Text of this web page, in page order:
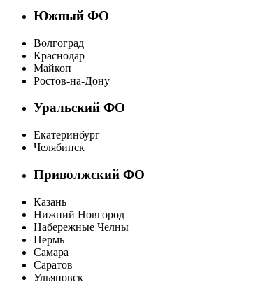
Южный ФО
Волгоград
Краснодар
Майкоп
Ростов-на-Дону
Уральский ФО
Екатеринбург
Челябинск
Приволжский ФО
Казань
Нижний Новгород
Набережные Челны
Пермь
Самара
Саратов
Ульяновск